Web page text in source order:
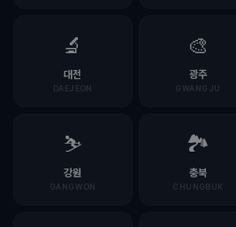
🔬
대전
DAEJEON
🎨
광주
GWANGJU
⛷️
강원
GANGWON
🏞️
충북
CHUNGBUK